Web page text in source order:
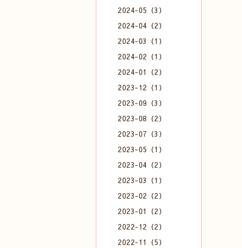
2024-05（3）
2024-04（2）
2024-03（1）
2024-02（1）
2024-01（2）
2023-12（1）
2023-09（3）
2023-08（2）
2023-07（3）
2023-05（1）
2023-04（2）
2023-03（1）
2023-02（2）
2023-01（2）
2022-12（2）
2022-11（5）